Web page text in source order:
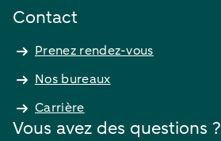
Contact
Prenez rendez-vous
Nos bureaux
Carrière
Vous avez des questions ?